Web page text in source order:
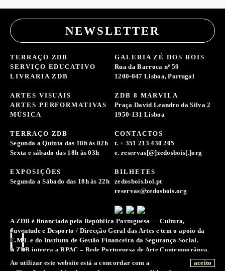
NEWSLETTER
TERRAÇO ZDB
SERVIÇO EDUCATIVO
LIVRARIA ZDB
ARTES VISUAIS
ARTES PERFORMATIVAS
MÚSICA
GALERIA ZÉ DOS BOIS
Rua da Barroca nº 59
1200-047 Lisboa, Portugal
ZDB 8 MARVILA
Praça David Leandro da Silva 2
1950-131 Lisboa
TERRAÇO ZDB
Segunda a Quinta das 18h às 02h
Sexta e sábado das 18h às 03h
EXPOSIÇÕES
Segunda a Sábado das 18h às 22h
CONTACTOS
t. + 351 213 430 205
e. reservas[@]zedosbois[.]org
BILHETES
zedosbois.bol.pt
reservas@zedosbois.org
A ZDB é financiada pela República Portuguesa — Cultura,
Juventude e Desporto / Direcção Geral das Artes e tem o apoio da
C.M.L e do Instituto de Gestão Financeira da Segurança Social.
A ZDB integra a RPAC – Rede Portuguesa de Arte Contemporânea.
A Associação Zé dos Bois reserva-se o direito de recolher e
conservar registos de imagens, sons e voz para a difusão e
aceito
Ao utilizar este website está a concordar com a